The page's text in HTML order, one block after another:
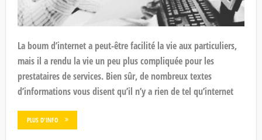
La boum d’internet a peut-être facilité la vie aux particuliers,
mais il a rendu la vie un peu plus compliquée pour les
prestataires de services. Bien sûr, de nombreux textes
d’informations vous disent qu’il n’y a rien de tel qu’internet
PLUS D'INFO